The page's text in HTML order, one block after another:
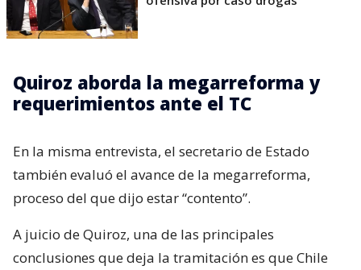
Quiroz aborda la megarreforma y
requerimientos ante el TC
En la misma entrevista, el secretario de Estado
también evaluó el avance de la megarreforma,
proceso del que dijo estar “contento”.
A juicio de Quiroz, una de las principales
conclusiones que deja la tramitación es que Chile